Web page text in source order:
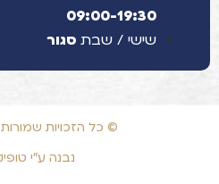
09:00-19:30
שישי / שבת סגור
© כל הזכויות
נבנה ע"י